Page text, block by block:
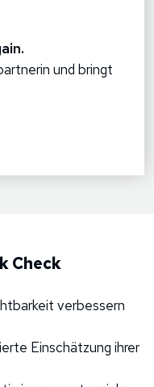
und bringt
Check
verbessern
Einschätzung ihrer